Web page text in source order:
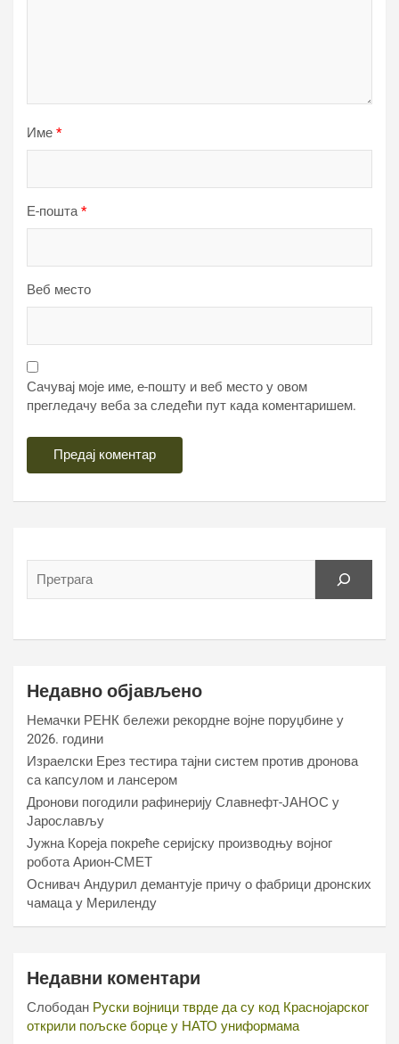
Име *
Е-пошта*
Веб место
Сачувај моје име, е-пошту и веб место у овом
прегледачу веба за следећи пут када коментаришем.
Недавно објављено
Немачки РЕНК бележи рекордне војне поруџбине у
2026. години
Израелски Ерез тестира тајни систем против дронова
са капсулом и лансером
Дронови погодили рафинерију Славнефт-ЈАНОС у
Јарослављу
Јужна Кореја покреће серијску производњу војног
робота Арион-СМЕТ
Оснивач Андурил демантује причу о фабрици дронских
чамаца у Мериленду
Недавни коментари
Слободан Руски војници тврде да су код Краснојарског
открили пољске борце у НАТО униформама